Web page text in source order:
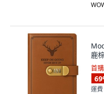
鹿
首
69
運